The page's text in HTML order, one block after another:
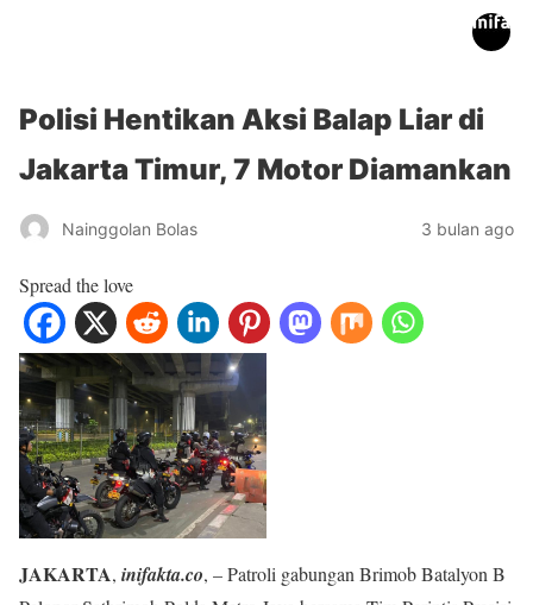
Polisi Hentikan Aksi Balap Liar di
Jakarta Timur, 7 Motor Diamankan
Nainggolan Bolas 3 bulan ago
Spread the love
JAKARTA, inifakta.co, – Patroli gabungan Brimob Batalyon B